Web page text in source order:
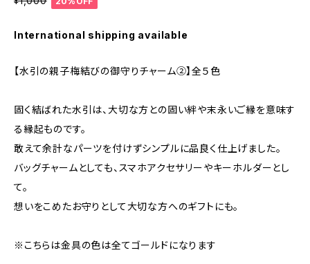
International shipping available
【水引の親子梅結びの御守りチャーム②】全５色
固く結ばれた水引は、大切な方との固い絆や末永いご縁を意味す
る縁起ものです。
敢えて余計なパーツを付けずシンプルに品良く仕上げました。
バッグチャームとしても、スマホアクセサリーやキーホルダーとし
て。
想いをこめたお守りとして大切な方へのギフトにも。
※こちらは金具の色は全てゴールドになります